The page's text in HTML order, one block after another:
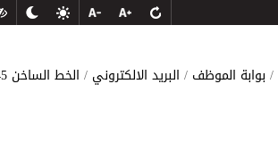
بوابة الموظف البريد الالكتروني الخط الساخن 065004545